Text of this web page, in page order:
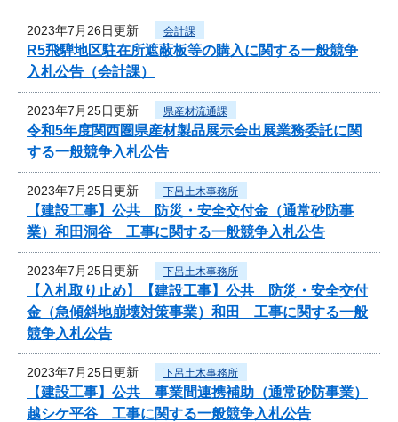
2023年7月26日更新 会計課
R5飛騨地区駐在所遮蔽板等の購入に関する一般競争
入札公告（会計課）
2023年7月25日更新 県産材流通課
令和5年度関西圏県産材製品展示会出展業務委託に関
する一般競争入札公告
2023年7月25日更新 下呂土木事務所
【建設工事】公共 防災・安全交付金（通常砂防事
業）和田洞谷 工事に関する一般競争入札公告
2023年7月25日更新 下呂土木事務所
【入札取り止め】【建設工事】公共 防災・安全交付
金（急傾斜地崩壊対策事業）和田 工事に関する一般
競争入札公告
2023年7月25日更新 下呂土木事務所
【建設工事】公共 事業間連携補助（通常砂防事業）
越シケ平谷 工事に関する一般競争入札公告